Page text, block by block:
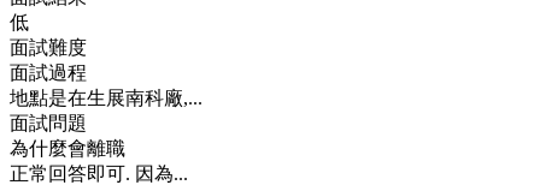
低
面試難度
面試過程
地點是在生展南科廠,...
面試問題
為什麼會離職
正常回答即可. 因為...